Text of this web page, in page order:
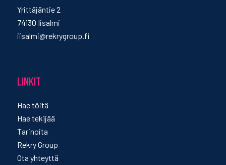
Yrittäjäntie 2
74130 Iisalmi
iisalmi@rekrygroup.fi
LINKIT
Hae töitä
Hae tekijää
Tarinoita
Rekry Group
Ota yhteyttä